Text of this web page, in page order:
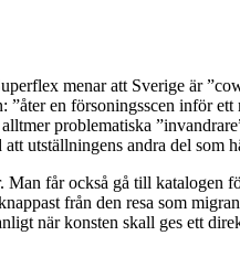
menar att Sverige är
en försoningsscen inför
problematiska
utställningens andra del
får också gå till
från den resa som
när konsten skall ges ett